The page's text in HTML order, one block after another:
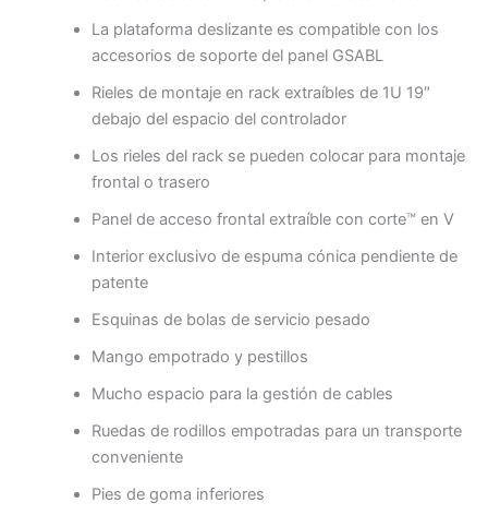
La plataforma deslizante es compatible con los
accesorios de soporte del panel GSABL
Rieles de montaje en rack extraíbles de 1U 19″
debajo del espacio del controlador
Los rieles del rack se pueden colocar para montaje
frontal o trasero
Panel de acceso frontal extraíble con corte™ en V
Interior exclusivo de espuma cónica pendiente de
patente
Esquinas de bolas de servicio pesado
Mango empotrado y pestillos
Mucho espacio para la gestión de cables
Ruedas de rodillos empotradas para un transporte
conveniente
Pies de goma inferiores